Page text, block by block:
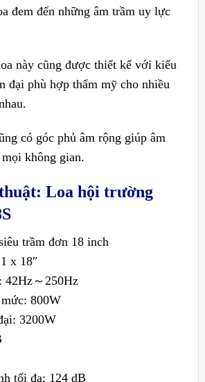
đem đến những âm trầm uy lực
này cũng được thiết kế với kiểu
đại phù hợp thẩm mỹ cho nhiều
có góc phủ âm rộng giúp âm
không gian.
Loa hội trường
trầm đơn 18 inch
x 18″
42Hz～250Hz
800W
3200W
tối đa: 124 dB